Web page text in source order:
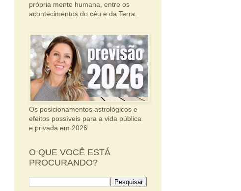
própria mente humana, entre os
acontecimentos do céu e da Terra.
Os posicionamentos astrológicos e
efeitos possíveis para a vida pública
e privada em 2026
O QUE VOCÊ ESTÁ
PROCURANDO?